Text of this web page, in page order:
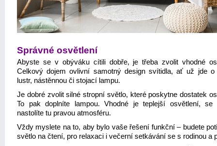
Správné osvětlení
Abyste se v obýváku cítili dobře, je třeba zvolit vhodné
Celkový dojem ovlivní samotný design svítidla, ať už jde o
lustr, nástěnnou či stojací lampu.
Je dobré zvolit silné stropní světlo, které poskytne dostatek
To pak doplníte lampou. Vhodné je teplejší osvětlení, se
nastolíte tu pravou atmosféru.
Vždy myslete na to, aby bylo vaše řešení funkční – budete
světlo na čtení, pro relaxaci i večerní setkávání se s rodinou a